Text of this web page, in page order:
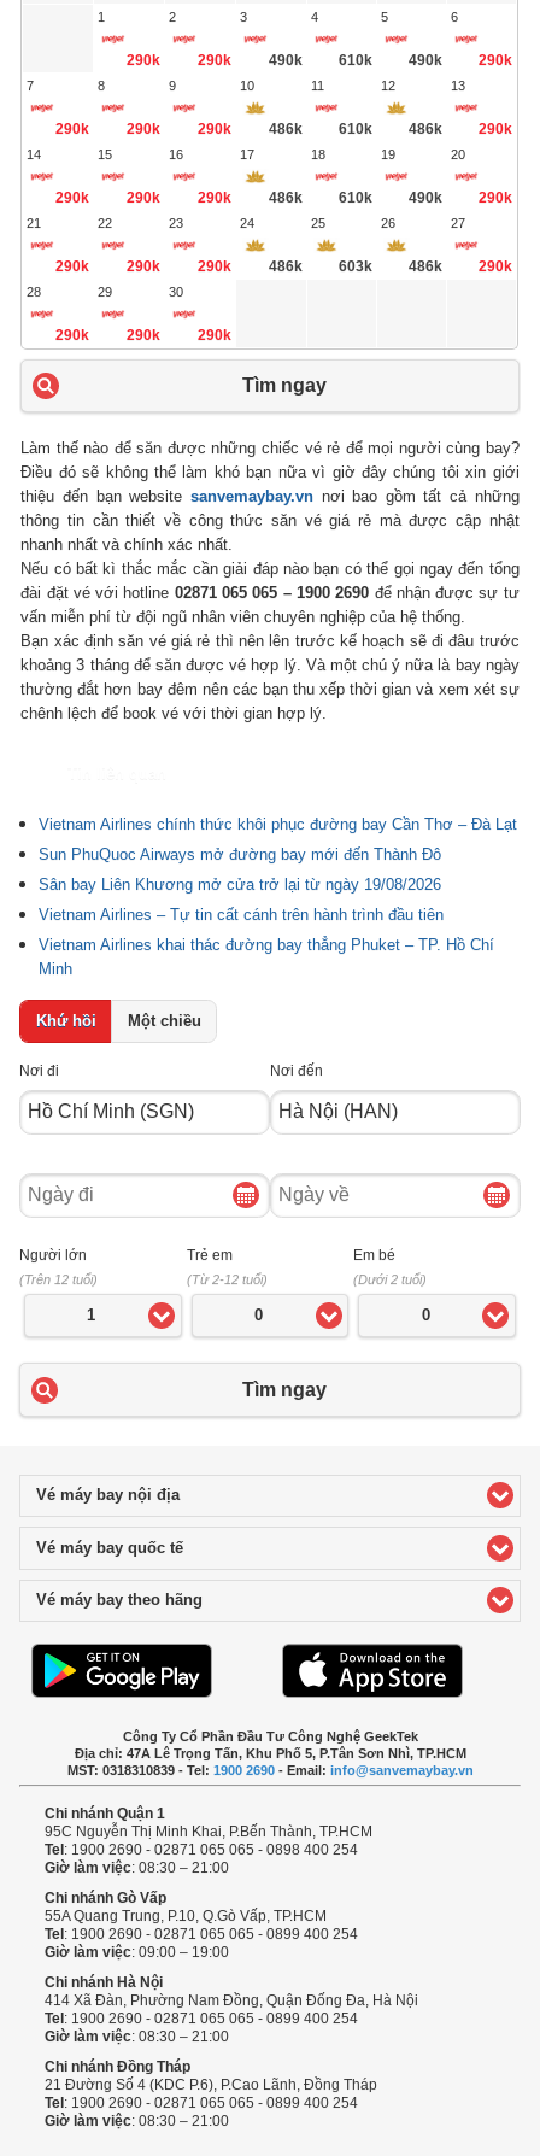
1
290k
2
290k
3
490k
4
610k
5
490k
6
290k
7
290k
8
290k
9
290k
10
486k
11
610k
12
486k
13
290k
14
290k
15
290k
16
290k
17
486k
18
610k
19
490k
20
290k
21
290k
22
290k
23
290k
24
486k
25
603k
26
486k
27
290k
28
290k
29
290k
30
290k
Tìm ngay
Làm thế nào để săn được những chiếc vé rẻ để mọi người cùng bay?
Điều đó sẽ không thể làm khó bạn nữa vì giờ đây chúng tôi xin giới
thiệu đến bạn website sanvemaybay.vnnơi bao gồm tất cả những
thông tin cần thiết về công thức săn vé giá rẻ mà được cập nhật
nhanh nhất và chính xác nhất.
Nếu có bất kì thắc mắc cần giải đáp nào bạn có thể gọi ngay đến tổng
đài đặt vé với hotline 02871 065 065 – 1900 2690 để nhận được sự tư
vấn miễn phí từ đội ngũ nhân viên chuyên nghiệp của hệ thống.
Bạn xác định săn vé giá rẻ thì nên lên trước kế hoạch sẽ đi đâu trước
khoảng 3 tháng để săn được vé hợp lý. Và một chú ý nữa là bay ngày
thường đắt hơn bay đêm nên các bạn thu xếp thời gian và xem xét sự
chênh lệch để book vé với thời gian hợp lý.
Vietnam Airlines chính thức khôi phục đường bay Cần Thơ – Đà Lạt
Sun PhuQuoc Airways mở đường bay mới đến Thành Đô
Sân bay Liên Khương mở cửa trở lại từ ngày 19/08/2026
Vietnam Airlines – Tự tin cất cánh trên hành trình đầu tiên
Vietnam Airlines khai thác đường bay thẳng Phuket – TP. Hồ Chí
Minh
Khứ hồi Một chiều
Nơi đi Nơi đến
Ngày
đi
Ngày
về
Người lớn
(Trên 12 tuổi)
1
Trẻ em
(Từ 2-12 tuổi)
0
Em bé
(Dưới 2 tuổi)
0
Tìm ngay
Vé máy bay nội địaclick to expand contents
Vé máy bay quốc tếclick to expand contents
Vé máy bay theo hãng
Công Ty Cổ Phần Đầu Tư Công Nghệ GeekTek
Địa chỉ: 47A Lê Trọng Tấn, Khu Phố 5, P.Tân Sơn Nhì, TP.HCM
MST: 0318310839 - Tel: 1900 2690- Email: info@sanvemaybay.vn
Chi nhánh Quận 1
95C Nguyễn Thị Minh Khai, P.Bến Thành, TP.HCM
Tel: 1900 2690 - 02871 065 065 - 0898 400 254
Giờ làm việc: 08:30 – 21:00
Chi nhánh Gò Vấp
55A Quang Trung, P.10, Q.Gò Vấp, TP.HCM
Tel: 1900 2690 - 02871 065 065 - 0899 400 254
Giờ làm việc: 09:00 – 19:00
Chi nhánh Hà Nội
414 Xã Đàn, Phường Nam Đồng, Quận Đống Đa, Hà Nội
Tel: 1900 2690 - 02871 065 065 - 0899 400 254
Giờ làm việc: 08:30 – 21:00
Chi nhánh Đồng Tháp
21 Đường Số 4 (KDC P.6), P.Cao Lãnh, Đồng Tháp
Tel: 1900 2690 - 02871 065 065 - 0899 400 254
Giờ làm việc: 08:30 – 21:00